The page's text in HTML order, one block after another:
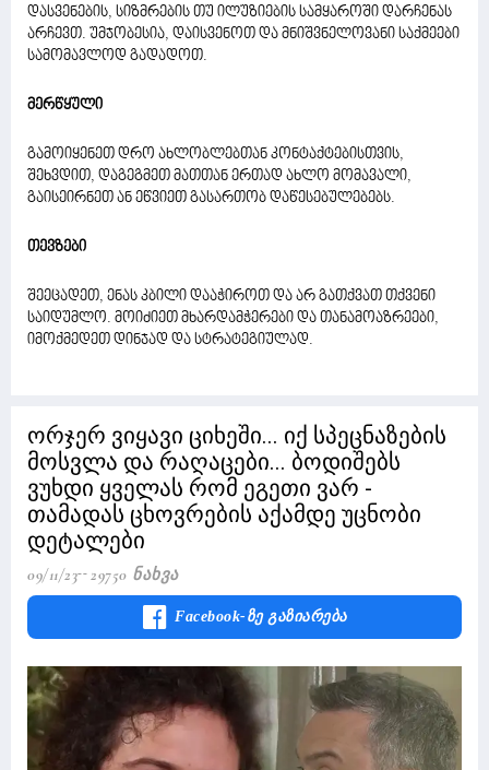
დასვენების, სიზმრების თუ ილუზიების სამყაროში დარჩენას
არჩევთ. უმჯობესია, დაისვენოთ და მნიშვნელოვანი საქმეები
სამომავლოდ გადადოთ.
მერწყული
გამოიყენეთ დრო ახლობლებთან კონტაქტებისთვის,
შეხვდით, დაგეგმეთ მათთან ერთად ახლო მომავალი,
გაისეირნეთ ან ეწვიეთ გასართობ დაწესებულებებს.
თევზები
შეეცადეთ, ენას კბილი დააჭიროთ და არ გათქვათ თქვენი
საიდუმლო. მოიძიეთ მხარდამჭერები და თანამოაზრეები,
იმოქმედეთ დინჯად და სტრატეგიულად.
ორჯერ ვიყავი ციხეში... იქ სპეცნაზების
მოსვლა და რაღაცები... ბოდიშებს
ვუხდი ყველას რომ ეგეთი ვარ -
თამადას ცხოვრების აქამდე უცნობი
დეტალები
09/11/23 29750 Ნახვა
Facebook-Ზე Გაზიარება